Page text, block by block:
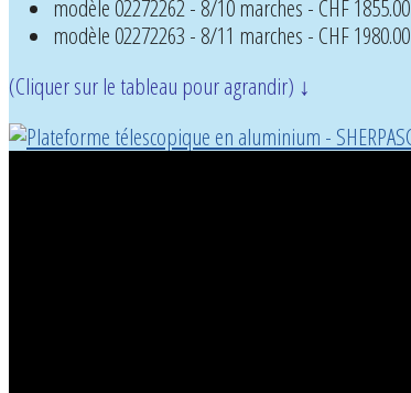
modèle 02272262 - 8/10 marches - CHF 1855.00
modèle 02272263 - 8/11 marches - CHF 1980.00
(Cliquer sur le tableau pour agrandir) ↓